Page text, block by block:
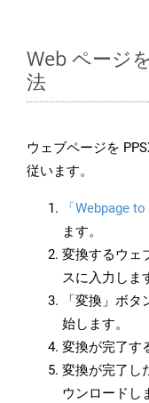
Web ページ
法
ウェブページを
従います。
「Webpage to
ます。
変換するウェ
スに入力しま
「変換」ボ
始します。
変換が完了す
変換が完了し
ウンロードし